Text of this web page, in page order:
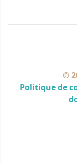
©
Politique de